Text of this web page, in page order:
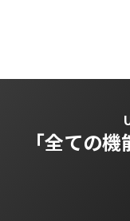
「全ての